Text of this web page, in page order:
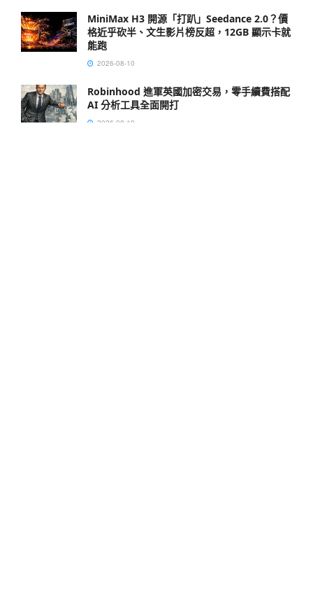
MiniMax H3 開源「打趴」Seedance 2.0？價
格近乎砍半、文生影片榜反超，12GB 顯示卡就
能跑
2026-08-10
Robinhood 進軍英國加密交易，零手續費搭配
AI 分析工具全面開打
2026-08-10